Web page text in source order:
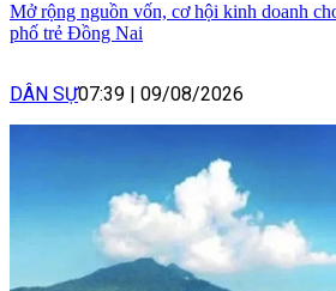
Mở rộng nguồn vốn, cơ hội kinh doanh
phố trẻ Đồng Nai
DÂN SỰ07:39 09/08/2026